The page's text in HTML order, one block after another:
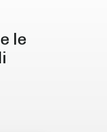
le